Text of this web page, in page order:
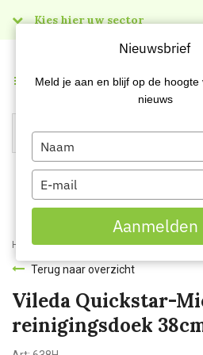
Kies hier uw sector
Menu
Home Webshop Schoonmaakartikelen
Terug naar overzicht
Vileda Quickstar-
reinigingsdoek
Nieuwsbrief
Meld je aan en blijf op de hoogte
nieuws
Type
your
name
Type
your
email
Aanmelden